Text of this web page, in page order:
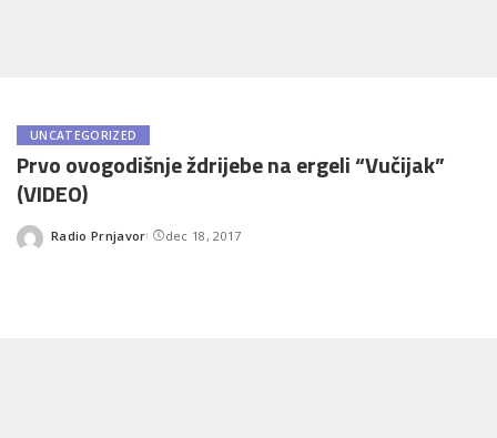
UNCATEGORIZED
Prvo ovogodišnje ždrijebe na ergeli “Vučijak”
(VIDEO)
Posted
Radio Prnjavor dec 18, 2017